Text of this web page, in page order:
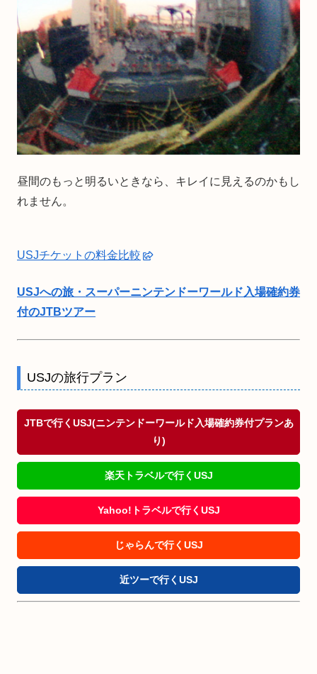
昼間のもっと明るいときなら、キレイに見えるのかもし
れません。
USJチケットの料金比較
USJへの旅・スーパーニンテンドーワールド入場確約券
付のJTBツアー
USJの旅行プラン
JTBで行くUSJ(ニンテンドーワールド入場確約券付プランあ
り)
楽天トラベルで行くUSJ
Yahoo!トラベルで行くUSJ
じゃらんで行くUSJ
近ツーで行くUSJ